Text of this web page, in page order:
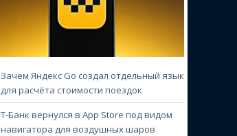
Зачем Яндекс Go создал отдельный язык
для расчёта стоимости поездок
Т-Банк вернулся в App Store под видом
навигатора для воздушных шаров